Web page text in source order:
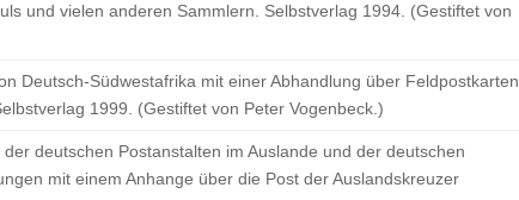
und vielen anderen Sammlern. Selbstverlag 1994. (Gestiftet von
Deutsch-Südwestafrika mit einer Abhandlung über Feldpostkarten
1999. (Gestiftet von Peter Vogenbeck.)
deutschen Postanstalten im Auslande und der deutschen
mit einem Anhange über die Post der Auslandskreuzer